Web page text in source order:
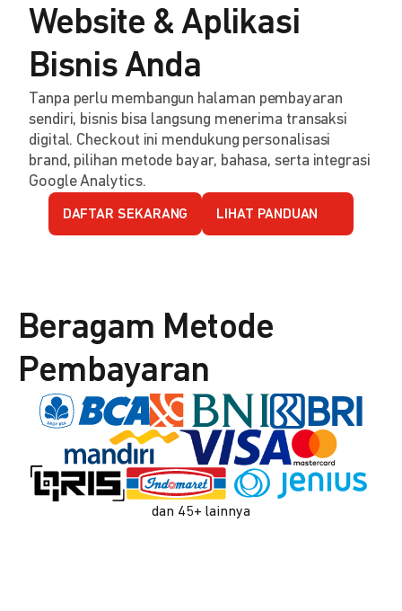
Website & Aplikasi
Bisnis Anda
Tanpa perlu membangun halaman pembayaran
sendiri, bisnis bisa langsung menerima transaksi
digital. Checkout ini mendukung personalisasi
brand, pilihan metode bayar, bahasa, serta integrasi
Google Analytics.
DAFTAR SEKARANG LIHAT PANDUAN
Beragam Metode
Pembayaran
dan 45+ lainnya